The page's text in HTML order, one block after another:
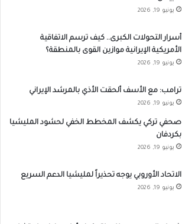
يونيو 19, 2026
أسرار التحولات الكبرى.. كيف ترسم الاتفاقية
الأمريكية الإيرانية موازين القوى بالمنطقة؟
يونيو 19, 2026
ترامب: مع الأسف ألحقت الأذي بالمرشد الإيراني
يونيو 19, 2026
صحفي تركي يكشف المخطط الخفي لحشود المليشيا
بكردفان
يونيو 19, 2026
الاتحاد الأوروبي يوجه تحذيراً لمليشيا الدعم السريع
يونيو 19, 2026